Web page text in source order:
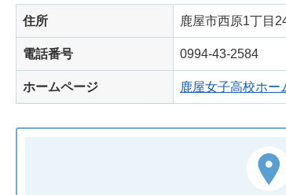
住所 鹿屋市西原1丁目
電話番号 0994-43-2584
ホームページ 鹿屋女子高校ホー